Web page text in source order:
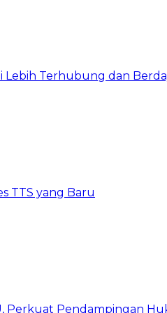
Lebih Terhubung dan
TTS yang Baru
Perkuat Pendampingan